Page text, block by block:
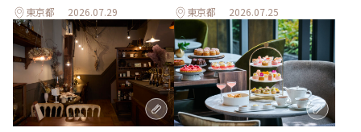
東京都 2026.07.29 東京都 2026.07.25